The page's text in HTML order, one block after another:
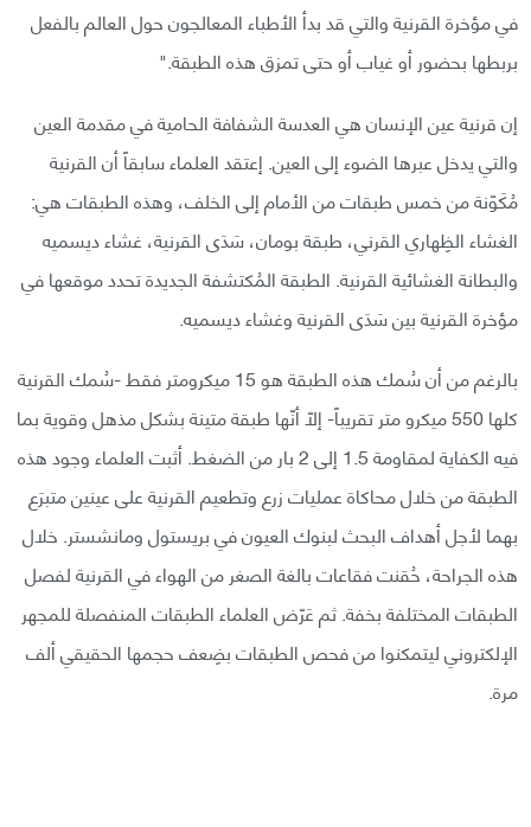
في مؤخرة القرنية والتي قد بدأ الأطباء المعالجون حول العالم بالفعل
بربطها بحضور أو غياب أو حتى تمزق هذه الطبقة."
إن قرنية عين الإنسان هي العدسة الشفافة الحامية في مقدمة العين
والتي يدخل عبرها الضوء إلى العين. إعتقد العلماء سابقاً أن القرنية
مُكَوّنة من خمس طبقات من الأمام إلى الخلف، وهذه الطبقات هي:
الغشاء الظِهاري القرني، طبقة بومان، سَدَى القرنية، غشاء ديسميه
والبطانة الغشائية القرنية. الطبقة المُكتشفة الجديدة تحدد موقعها في
مؤخرة القرنية بين سَدَى القرنية وغشاء ديسميه.
بالرغم من أن سُمك هذه الطبقة هو 15 ميكرومتر فقط -سُمك القرنية
كلها 550 ميكرو متر تقريباً- إلاّ أنّها طبقة متينة بشكل مذهل وقوية بما
فيه الكفاية لمقاومة 1.5 إلى 2 بار من الضغط. أثبت العلماء وجود هذه
الطبقة من خلال محاكاة عمليات زرع وتطعيم القرنية على عينين متبرَع
بهما لأجل أهداف البحث لبنوك العيون في بريستول ومانشستر. خلال
هذه الجراحة، حُقنت فقاعات بالغة الصغر من الهواء في القرنية لفصل
الطبقات المختلفة بخفة. ثم عَرّض العلماء الطبقات المنفصلة للمجهر
الإلكتروني ليتمكنوا من فحص الطبقات بضِعف حجمها الحقيقي ألف
مرة.